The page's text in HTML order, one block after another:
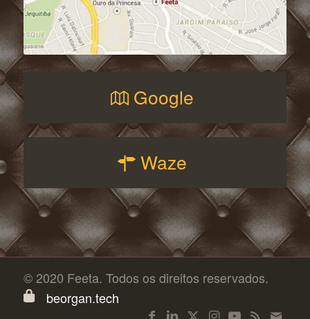
Google
Waze
© 2020 Feeta. Todos os direitos reservados.
beorgan.tech